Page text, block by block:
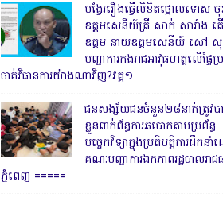
បង្វែររឿងធ្វើលិខិតថ្កោលទោស
ឧត្តមសេនីយ៍ត្រី សាក់ សារាំង ត
ឧត្តម នាយឧត្តមសេនីយ៍ សៅ សុ
បញ្ជាការកងរាជអាវុធហត្ថលើផ្ទៃ
ចាត់វិធានការយ៉ាងណាវិញ?វគ្គ១
ជនសង្ស័យជនចំនួន២៨នាក់ត្រូវប
ខ្លួនពាក់ព័ន្ធការឆបោកតាមប្រព័ន្ធ
បច្ចេកវិទ្យាក្នុងប្រតិបត្តិការដឹកន
គណៈបញ្ជាការឯកភាពរដ្ឋបាលរាជ
ភ្នំពេញ ‎=====